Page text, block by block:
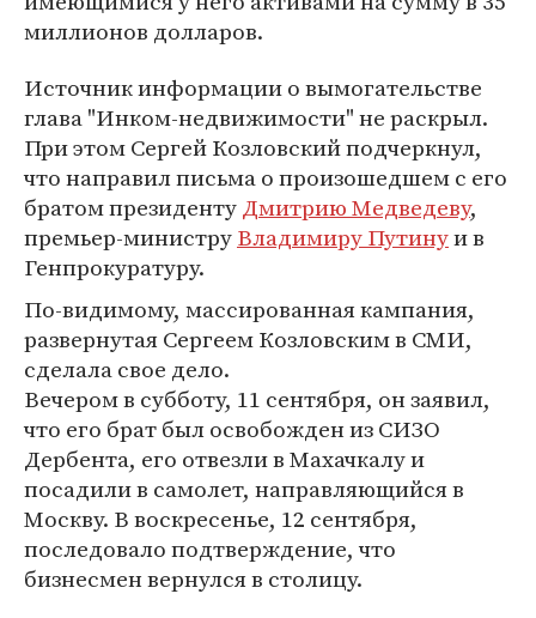
миллионов долларов.
Источник информации о вымогательстве
глава "Инком-недвижимости" не раскрыл.
При этом Сергей Козловский подчеркнул,
что направил письма о произошедшем с его
братом президентуДмитрию Медведеву,
премьер-министруВладимиру Путинуи в
Генпрокуратуру.
По-видимому, массированная кампания,
развернутая Сергеем Козловским в СМИ,
сделала свое дело.
Вечером в субботу, 11 сентября, он заявил,
что его брат был освобожден из СИЗО
Дербента, его отвезли в Махачкалу и
посадили в самолет, направляющийся в
Москву. В воскресенье, 12 сентября,
последовало подтверждение, что
бизнесмен вернулся в столицу.